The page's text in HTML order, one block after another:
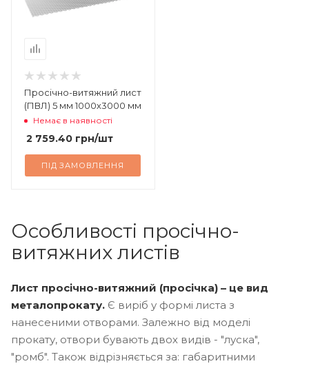
Просічно-витяжний лист
(ПВЛ) 5 мм 1000х3000 мм
Немає в наявності
2 759.40 грн/шт
ПІД ЗАМОВЛЕННЯ
Особливості просічно-
витяжних листів
Лист просічно-витяжний (просічка) – це вид
металопрокату. Є виріб у формі листа з
нанесеними отворами. Залежно від моделі
прокату, отвори бувають двох видів - "луска",
"ромб". Також відрізняється за: габаритними